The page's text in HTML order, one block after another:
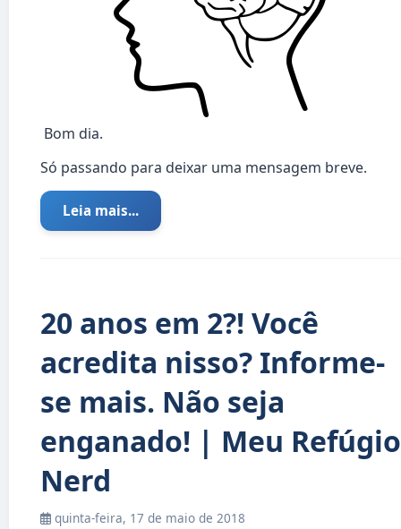
Bom dia.
Só passando para deixar uma mensagem breve.
Leia mais...
20 anos em 2?! Você
acredita nisso? Informe-
se mais. Não seja
enganado! | Meu Refúgio
Nerd
quinta-feira, 17 de maio de 2018